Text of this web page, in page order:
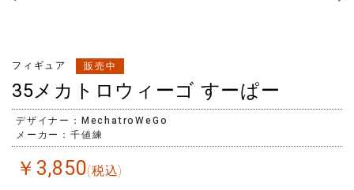
フィギュア 販売中
35メカトロウィーゴ すーぱー
デザイナー：MechatroWeGo
メーカー：千値練
￥3,850(税込)